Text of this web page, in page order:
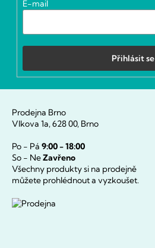
E-mail
Přihlásit se
Prodejna Brno
Vlkova 1a, 628 00, Brno
Po - Pá 9:00 - 18:00
So - NeZavřeno
Všechny produkty si na prodejně
můžete prohlédnout a vyzkoušet.